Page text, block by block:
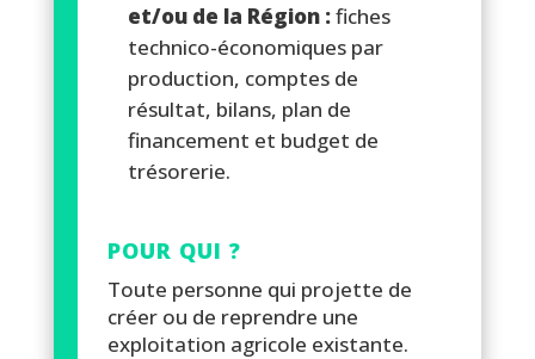
et/ou de la Région :fiches
technico-économiques par
production, comptes de
résultat, bilans, plan de
financement et budget de
trésorerie.
POUR QUI ?
Toute personne qui projette de
créer ou de reprendre une
exploitation agricole existante.